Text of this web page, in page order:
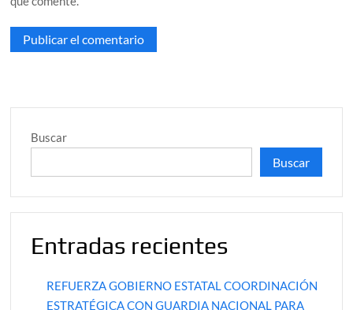
Buscar
Buscar
Entradas recientes
REFUERZA GOBIERNO ESTATAL COORDINACIÓN
ESTRATÉGICA CON GUARDIA NACIONAL PARA